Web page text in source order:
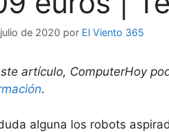
de 2020 por El Viento 365
artículo, ComputerHoy
.
alguna los robots